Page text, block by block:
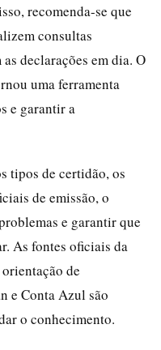
recomenda-se que
consultas
declarações em dia. O
uma ferramenta
e garantir a
tipos de certidão, os
de emissão, o
e garantir que
As fontes oficiais da
de
e Conta Azul são
o conhecimento.